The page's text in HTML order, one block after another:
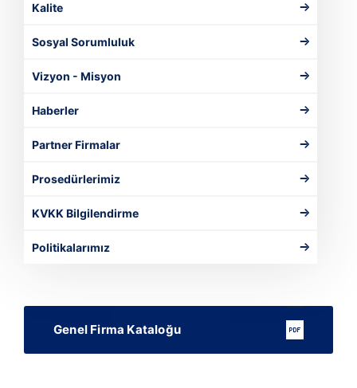
Kalite
Sosyal Sorumluluk
Vizyon - Misyon
Haberler
Partner Firmalar
Prosedürlerimiz
KVKK Bilgilendirme
Politikalarımız
Genel Firma Kataloğu